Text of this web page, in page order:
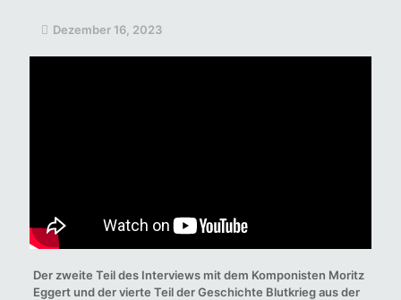
Dezember 16, 2023
Der zweite Teil des Interviews mit dem Komponisten Moritz
Eggert und der vierte Teil der Geschichte Blutkrieg aus der